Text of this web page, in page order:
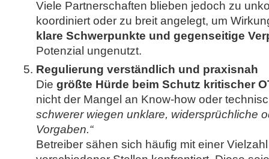
Viele Partnerschaften blieben jedoch zu
koordiniert oder zu breit angelegt, um
klare Schwerpunkte und gegenseitige
Potenzial ungenutzt.
Regulierung verständlich und praxisnah
Die größte Hürde beim Schutz kritischer
nicht der Mangel an Know-how oder
schwerer wiegen unklare, widersprüchliche
Vorgaben.“
Betreiber sähen sich häufig mit einer